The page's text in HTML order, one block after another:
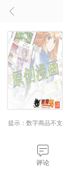
提示：数字商品不
评论